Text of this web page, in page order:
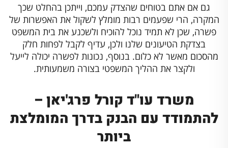
גם אם אתם בטוחים שהצדק עמכם, וייתכן בהחלט שכך
המקרה, הרי שפעמים רבות מומלץ לשקול את האפשרות של
פשרה, שכן לא תמיד נוכל להוכיח ולשכנע את בית המשפט
בצדקת הטיעונים שלנו ולכן, עדיף לקבל לפחות חלק
מהסכום מאשר לא כלום. בנוסף, נכונות לפשרה יכולה לייעל
ולקצר את ההליך המשפטי בצורה משמעותית.
משרד עו"ד קורל פרג'יאן –
להתמודד עם הבנק בדרך המומלצת
ביותר